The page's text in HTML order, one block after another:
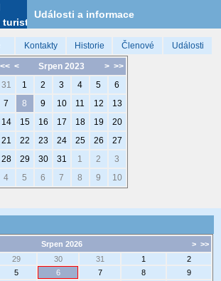
Události a informace
Kontakty Historie Členové Události
<< < > >>
Srpen 2023
31
1 2 3 4 5
6
7
8 9 10 11 12
13
14
15 16 17 18 19
20
21
22 23 24 25 26
27
28
29 30 31 1 2
3
4
5 6 7 8 9 10
> >>
Srpen 2026
29 30 31 1
2
5 6 7 8
9